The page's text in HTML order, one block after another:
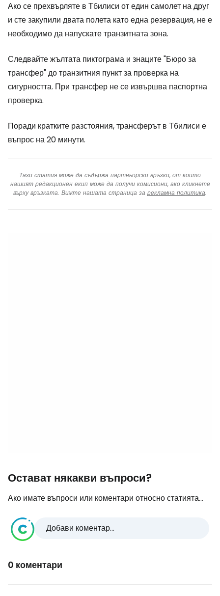
Ако се прехвърляте в Тбилиси от един самолет на друг
и сте закупили двата полета като една резервация, не е
необходимо да напускате транзитната зона.
Следвайте жълтата пиктограма и знаците "Бюро за
трансфер" до транзитния пункт за проверка на
сигурността. При трансфер не се извършва паспортна
проверка.
Поради кратките разстояния, трансферът в Тбилиси е
въпрос на 20 минути.
Тази статия може да съдържа партньорски връзки, от които
нашият редакционен екип може да получи комисиони, ако кликнете
върху връзката. Вижте нашата страница за рекламна политика.
Остават някакви въпроси?
Ако имате въпроси или коментари относно статията...
Добави коментар...
0 коментари